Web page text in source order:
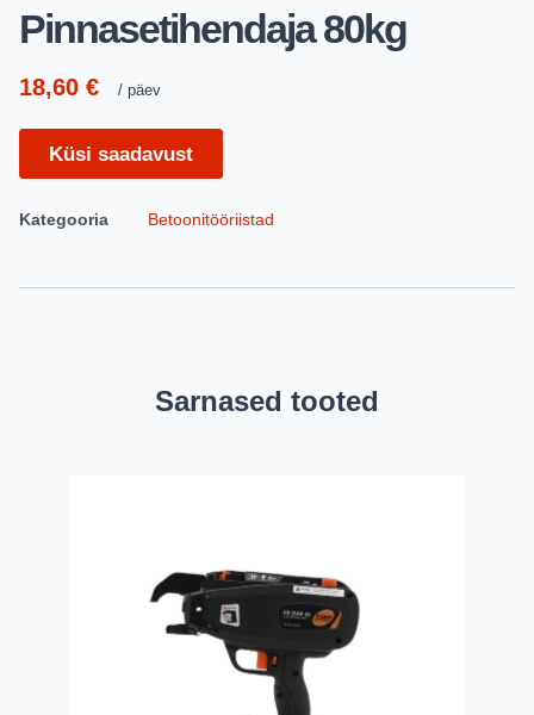
Pinnasetihendaja 80kg
18,60 € päev
Küsi saadavust
Kategooria Betoonitööriistad
Sarnased tooted